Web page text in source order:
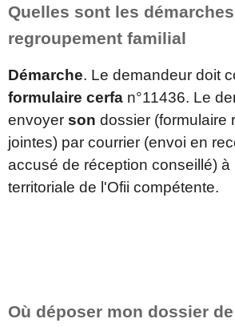
Quelles sont les
regroupement familial
Démarche. Le demandeur doit
formulaire cerfa n°11436. Le
envoyer son dossier (formulaire
jointes) par courrier (envoi en
accusé de réception conseillé) à
territoriale de l'Ofii compétente.
Où déposer mon dossier de